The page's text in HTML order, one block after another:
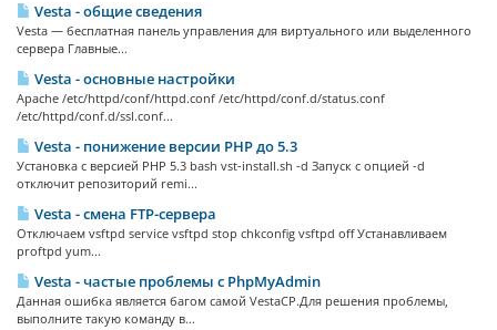
Vesta - общие сведения
Vesta — бесплатная панель управления для виртуального или выделенного
сервера Главные...
Vesta - основные настройки
Apache /etc/httpd/conf/httpd.conf /etc/httpd/conf.d/status.conf
/etc/httpd/conf.d/ssl.conf...
Vesta - понижение версии PHP до 5.3
Установка с версией PHP 5.3 bash vst-install.sh -d Запуск с опцией -d
отключит репозиторий remi...
Vesta - смена FTP-сервера
Отключаем vsftpd service vsftpd stop chkconfig vsftpd off Устанавливаем
proftpd yum...
Vesta - частые проблемы с PhpMyAdmin
Данная ошибка является багом самой VestaCP.Для решения проблемы,
выполните такую команду в...